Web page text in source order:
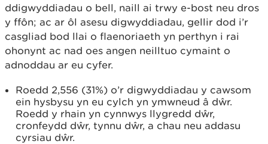
ddigwyddiadau o bell, naill ai trwy e-bost neu dros
y ffôn; ac ar ôl asesu digwyddiadau, gellir dod i’r
casgliad bod llai o flaenoriaeth yn perthyn i rai
ohonynt ac nad oes angen neilltuo cymaint o
adnoddau ar eu cyfer.
Roedd 2,556 (31%) o’r digwyddiadau y cawsom
ein hysbysu yn eu cylch yn ymwneud â dŵr.
Roedd y rhain yn cynnwys llygredd dŵr,
cronfeydd dŵr, tynnu dŵr, a chau neu addasu
cyrsiau dŵr.